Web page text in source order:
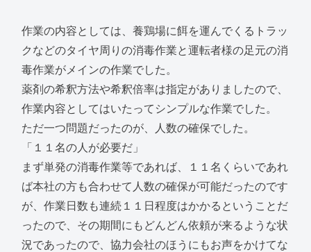
作業の内容としては、養鶏場に餌を運んでくるトラッ
クなどのタイヤ周りの消毒作業と運転者様の足元の消
毒作業がメインの作業でした。
薬剤の希釈方法や希釈倍率は指定がありましたので、
作業内容としてはいたってシンプルな作業でした。
ただ一つ問題だったのが、人数の確保でした。
「１１名の人が必要だ」
まず単発の消毒作業等であれば、１１名くらいであれ
ば本社の方も合わせて人数の確保が可能だったのです
が、作業日数も連続１１日程度はかかるということだ
ったので、その期間にもどんどん依頼が来るような状
況であったので、協力会社のほうにもお声をかけてな